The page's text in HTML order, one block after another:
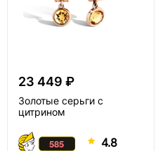
23 449 ₽
Золотые серьги с
цитрином
4.8